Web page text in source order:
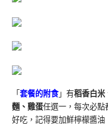
「套餐的附食」有稻香白米
麵、雞蛋任選一，每次必點
好吃，記得要加鮮檸檬醬油